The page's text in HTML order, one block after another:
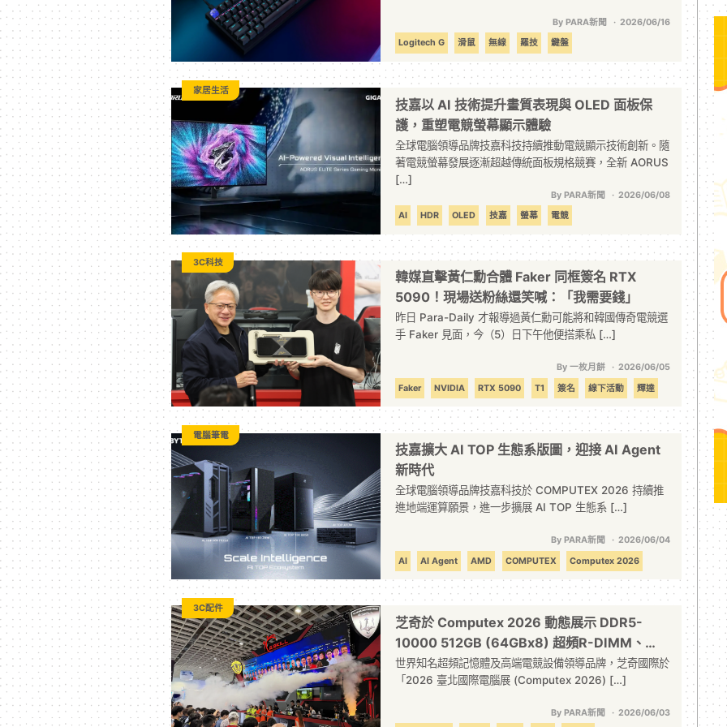
By PARA新聞
2026/06/16
Logitech G
滑鼠 無線 羅技 鍵盤
家居生活
技嘉以 AI 技術提升畫質表現與 OLED 面板保
護，重塑電競螢幕顯示體驗
全球電腦領導品牌技嘉科技持續推動電競顯示技術創新。隨
著電競螢幕發展逐漸超越傳統面板規格競賽，全新 AORUS
[…]
By PARA新聞
2026/06/08
AI
HDR OLED 技嘉 螢幕 電競
3C科技
韓媒直擊黃仁勳合體 Faker 同框簽名 RTX
5090！現場送粉絲還笑喊：「我需要錢」
昨日 Para-Daily 才報導過黃仁勳可能將和韓國傳奇電競選
手 Faker 見面，今（5）日下午他便搭乘私 […]
By 一枚月餅
2026/06/05
Faker
NVIDIA RTX 5090 T1 簽名 線下活動 輝達
韓國 黃仁勳
電腦筆電
技嘉擴大 AI TOP 生態系版圖，迎接 AI Agent
新時代
全球電腦領導品牌技嘉科技於 COMPUTEX 2026 持續推
進地端運算願景，進一步擴展 AI TOP 生態系 […]
By PARA新聞
2026/06/04
AI
AI Agent AMD COMPUTEX Computex 2026
技嘉
3C配件
芝奇於 Computex 2026 動態展示 DDR5-
10000 512GB (64GBx8) 超頻R-DIMM、
DDR5-8000 128GBx2 4R CU-DIMM、
DDR5-10933 24GBx2 極限超頻U-DIMM、
8800 96GBx8 1.1V R-DIMM記憶體
世界知名超頻記憶體及高端電競設備領導品牌，芝奇國際於
「2026 臺北國際電腦展 (Computex 2026) […]
By PARA新聞 2026/06/03